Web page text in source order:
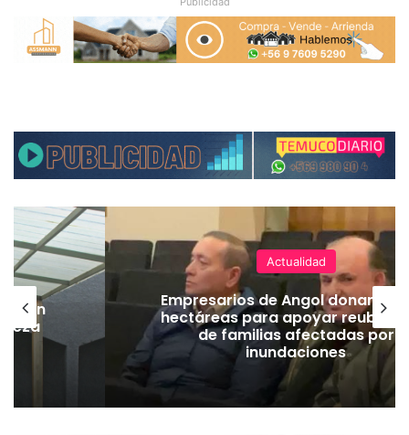
Actualidad
Empresarios de Angol donan
hectáreas para apoyar
de familias afectadas por
inundaciones